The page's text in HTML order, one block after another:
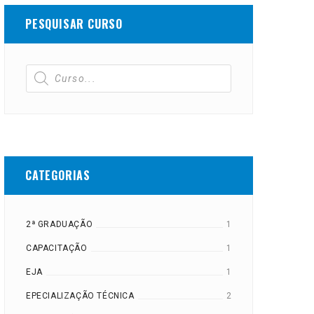
PESQUISAR CURSO
CATEGORIAS
2ª GRADUAÇÃO 1
CAPACITAÇÃO 1
EJA 1
EPECIALIZAÇÃO TÉCNICA 2